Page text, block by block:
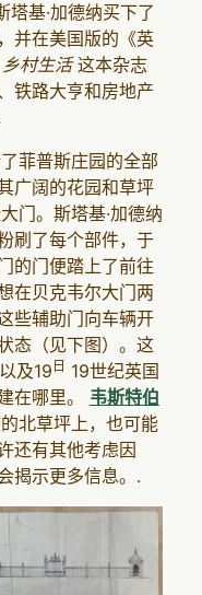
塔基·加德纳买下了
并在美国版的《英
乡村生活这本杂志
铁路大亨和房地产
菲普斯庄园的全部
广阔的花园和草坪
门。斯塔基·加德纳
刷了每个部件，于
的门便踏上了前往
在贝克韦尔大门两
些辅助门向车辆开
态（见下图）。这
以及19 日 19世纪英国
在哪里。 韦斯特伯
北草坪上，也可能
还有其他考虑因
揭示更多信息。.